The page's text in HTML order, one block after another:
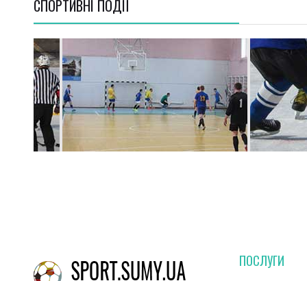
СПОРТИВНI ПОДІЇ
ПОСЛУГИ